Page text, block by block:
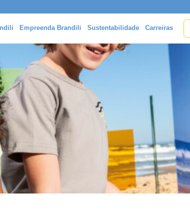
Empreenda Brandili Sustentabilidade Carreiras